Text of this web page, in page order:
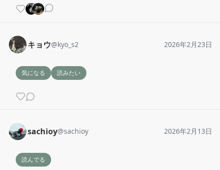
キョウ@kyo_s2 2026年2月23日
気になる 読みたい
sachioy@sachioy 2026年2月13日
読んでる